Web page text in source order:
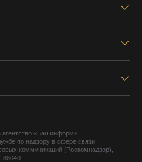
«Башинформ»
по надзору в сфере связи,
коммуникаций (Роскомнадзор),
88040